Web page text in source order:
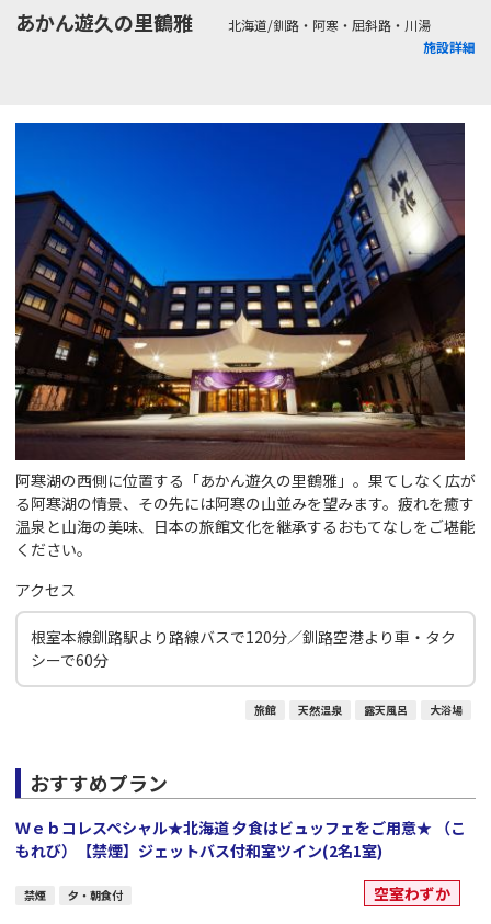
あかん遊久の里鶴雅
北海道/釧路・阿寒・屈斜路・川湯
施設詳細
阿寒湖の西側に位置する「あかん遊久の里鶴雅」。果てしなく広が
る阿寒湖の情景、その先には阿寒の山並みを望みます。疲れを癒す
温泉と山海の美味、日本の旅館文化を継承するおもてなしをご堪能
ください。
アクセス
根室本線釧路駅より路線バスで120分／釧路空港より車・タク
シーで60分
旅館 天然温泉 露天風呂 大浴場
おすすめプラン
Ｗｅｂコレスペシャル★北海道 夕食はビュッフェをご用意★ （こ
もれび）【禁煙】ジェットバス付和室ツイン(2名1室)
禁煙 夕・朝食付 空室わずか